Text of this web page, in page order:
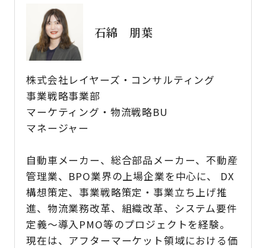
石綿 朋葉
株式会社レイヤーズ・コンサルティング
事業戦略事業部
マーケティング・物流戦略BU
マネージャー
自動車メーカー、総合部品メーカー、不動産
管理業、BPO業界の上場企業を中心に、 DX
構想策定、事業戦略策定・事業立ち上げ推
進、物流業務改革、組織改革、システム要件
定義～導入PMO等のプロジェクトを経験。
現在は、アフターマーケット領域における価